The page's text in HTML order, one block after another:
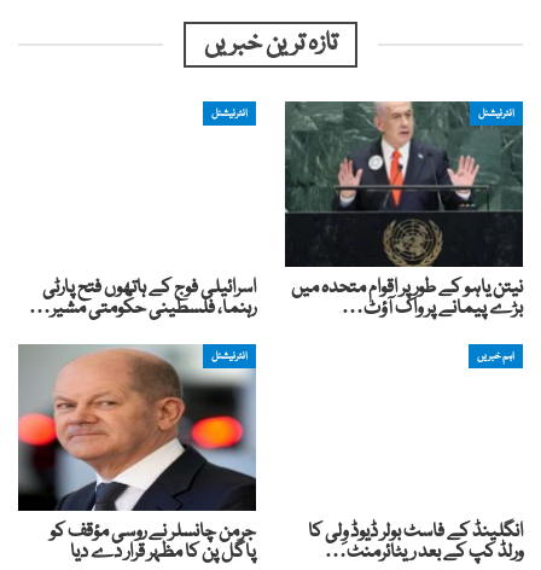
تازہ ترین خبریں
انٹرنیشنل
نیتن یاہو کے طور پر اقوام متحدہ میں
بڑے پیمانے پر واک آؤٹ…
انٹرنیشنل
اسرائیلی فوج کے ہاتھوں فتح پارٹی
رہنما، فلسطینی حکومتی مشیر…
اہم خبریں
انگلینڈ کے فاسٹ بولر ڈیوڈ وِلی کا
ورلڈ کپ کے بعد ریٹائرمنٹ…
انٹرنیشنل
جرمن چانسلر نے روسی مؤقف کو
پاگل پن کا مظہر قرار دے دیا